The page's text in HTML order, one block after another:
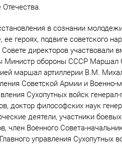
в сознании
ее героях, подвиге советского
директоров участвовали
Министр обороны СССР
маршал артиллерии В.М.
Советской Армии и
Сухопутных войск
доктор философских наук
деятели, участники
член Военного Совета-
управления Сухопутных